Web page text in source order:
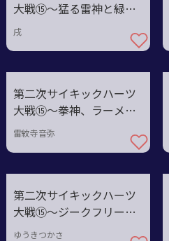
大戦⑮〜猛る雷神と緑の
王
戌
第二次サイキックハーツ
大戦⑮〜拳神、ラーメン
大戦！？
雷紋寺音弥
第二次サイキックハーツ
大戦⑮〜ジークフリート
大老
ゆうきつかさ